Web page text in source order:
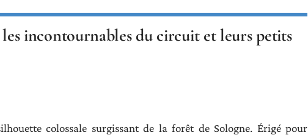
incontournables du circuit et leurs petits
colossale surgissant de la forêt de Sologne. Érigé pour